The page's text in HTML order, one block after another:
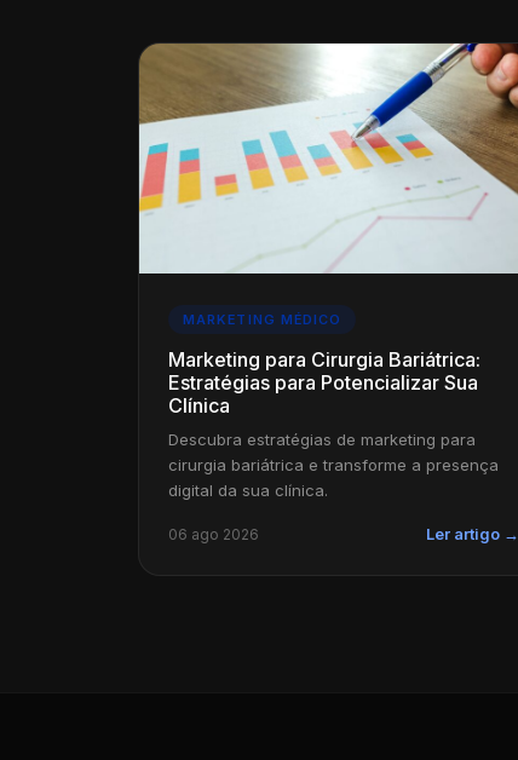
MARKETING MÉDICO
Marketing para Cirurgia Bariátrica:
Estratégias para Potencializar Sua
Clínica
Descubra estratégias de marketing para
cirurgia bariátrica e transforme a presença
digital da sua clínica.
06 ago 2026 Ler artigo →